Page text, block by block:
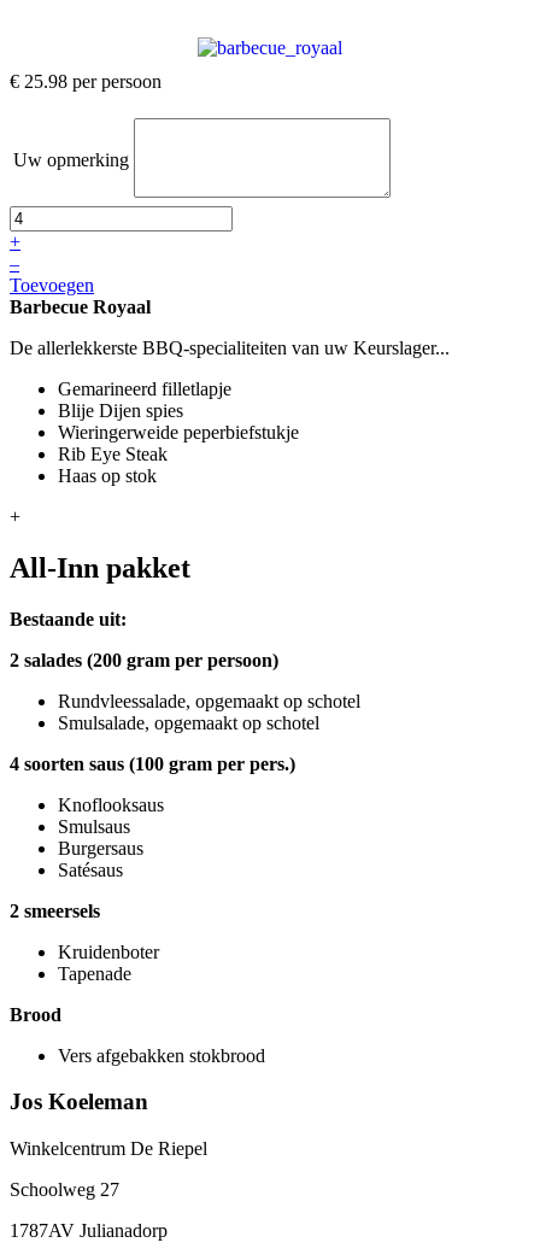
€ 25.98 per persoon
Uw opmerking
+
–
Toevoegen
Barbecue Royaal
De allerlekkerste BBQ-specialiteiten van uw Keurslager...
Gemarineerd filletlapje
Blije Dijen spies
Wieringerweide peperbiefstukje
Rib Eye Steak
Haas op stok
+
All-Inn pakket
Bestaande uit:
2 salades (200 gram per persoon)
Rundvleessalade, opgemaakt op schotel
Smulsalade, opgemaakt op schotel
4 soorten saus (100 gram per pers.)
Knoflooksaus
Smulsaus
Burgersaus
Satésaus
2 smeersels
Kruidenboter
Tapenade
Brood
Vers afgebakken stokbrood
Jos Koeleman
Winkelcentrum De Riepel
Schoolweg 27
1787AV Julianadorp